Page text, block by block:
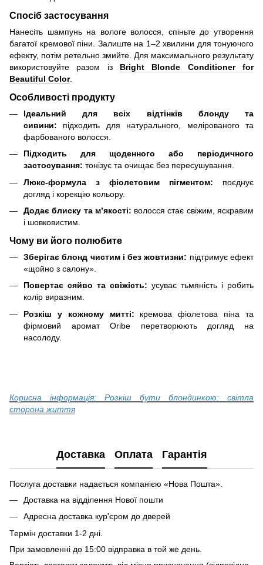
Спосіб застосування
Нанесіть шампунь на вологе волосся, спіньте до утворення
багатої кремової піни. Залиште на 1–2 хвилини для тонуючого
ефекту, потім ретельно змийте. Для максимального результату
використовуйте разом із Bright Blonde Conditioner for
Beautiful Color.
Особливості продукту
Ідеальний для всіх відтінків блонду та
сивини: підходить для натурального, мелірованого та
фарбованого волосся.
Підходить для щоденного або періодичного
застосування: тонізує та очищає без пересушування.
Люкс-формула з фіолетовим пігментом: поєднує
догляд і корекцію кольору.
Додає блиску та м’якості: волосся стає свіжим, яскравим
і шовковистим.
Чому ви його полюбите
Зберігає блонд чистим і без жовтизни: підтримує ефект
«щойно з салону».
Повертає сяйво та свіжість: усуває тьмяність і робить
колір виразним.
Розкіш у кожному митті: кремова фіолетова піна та
фірмовий аромат Oribe перетворюють догляд на
насолоду.
Корисна інформація: Розкіш бути блондинкою: світла
сторона життя
Доставка Оплата Гарантія
Послуга доставки надається компанією «Нова Пошта».
Доставка на відділення Нової пошти
Адресна доставка кур'єром до дверей
Термін доставки 1-2 дні.
При замовленні до 15:00 відправка в той же день.